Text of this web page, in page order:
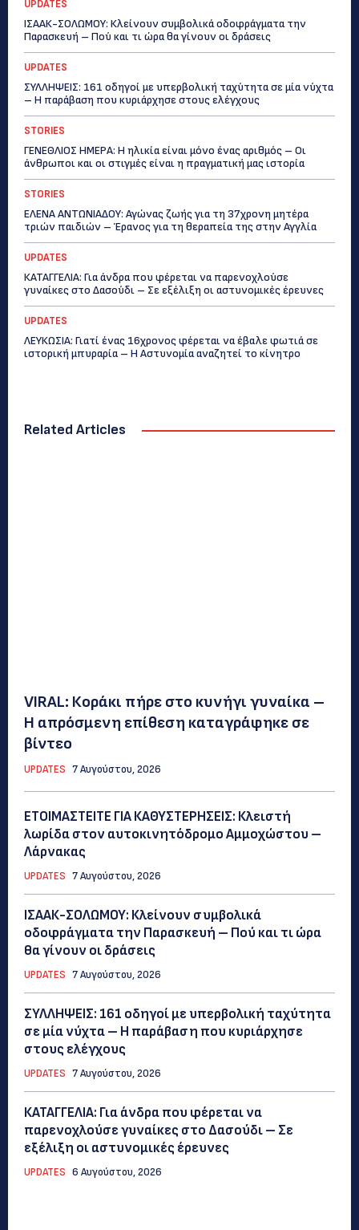
UPDATES
ΙΣΑΑΚ-ΣΟΛΩΜΟΥ: Κλείνουν συμβολικά οδοφράγματα την
Παρασκευή – Πού και τι ώρα θα γίνουν οι δράσεις
UPDATES
ΣΥΛΛΗΨΕΙΣ: 161 οδηγοί με υπερβολική ταχύτητα σε μία νύχτα
– Η παράβαση που κυριάρχησε στους ελέγχους
STORIES
ΓΕΝΕΘΛΙΟΣ ΗΜΕΡΑ: Η ηλικία είναι μόνο ένας αριθμός – Οι
άνθρωποι και οι στιγμές είναι η πραγματική μας ιστορία
STORIES
ΕΛΕΝΑ ΑΝΤΩΝΙΑΔΟΥ: Αγώνας ζωής για τη 37χρονη μητέρα
τριών παιδιών – Έρανος για τη θεραπεία της στην Αγγλία
UPDATES
ΚΑΤΑΓΓΕΛΙΑ: Για άνδρα που φέρεται να παρενοχλούσε
γυναίκες στο Δασούδι – Σε εξέλιξη οι αστυνομικές έρευνες
UPDATES
ΛΕΥΚΩΣΙΑ: Γιατί ένας 16χρονος φέρεται να έβαλε φωτιά σε
ιστορική μπυραρία – Η Αστυνομία αναζητεί το κίνητρο
Related Articles
VIRAL: Κοράκι πήρε στο κυνήγι γυναίκα –
Η απρόσμενη επίθεση καταγράφηκε σε
βίντεο
UPDATES 7 Αυγούστου, 2026
ΕΤΟΙΜΑΣΤΕΙΤΕ ΓΙΑ ΚΑΘΥΣΤΕΡΗΣΕΙΣ: Κλειστή
λωρίδα στον αυτοκινητόδρομο Αμμοχώστου –
Λάρνακας
UPDATES 7 Αυγούστου, 2026
ΙΣΑΑΚ-ΣΟΛΩΜΟΥ: Κλείνουν συμβολικά
οδοφράγματα την Παρασκευή – Πού και τι ώρα
θα γίνουν οι δράσεις
UPDATES 7 Αυγούστου, 2026
ΣΥΛΛΗΨΕΙΣ: 161 οδηγοί με υπερβολική ταχύτητα
σε μία νύχτα – Η παράβαση που κυριάρχησε
στους ελέγχους
UPDATES 7 Αυγούστου, 2026
ΚΑΤΑΓΓΕΛΙΑ: Για άνδρα που φέρεται να
παρενοχλούσε γυναίκες στο Δασούδι – Σε
εξέλιξη οι αστυνομικές έρευνες
UPDATES 6 Αυγούστου, 2026